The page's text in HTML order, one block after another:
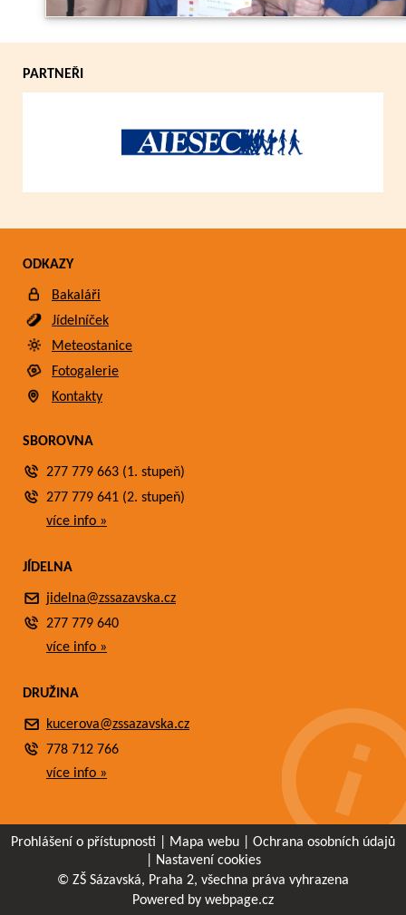
PARTNEŘI
ODKAZY
Bakaláři
Jídelníček
Meteostanice
Fotogalerie
Kontakty
SBOROVNA
277 779 663 (1. stupeň)
277 779 641 (2. stupeň)
více info »
JÍDELNA
jidelna@zssazavska.cz
277 779 640
více info »
DRUŽINA
kucerova@zssazavska.cz
778 712 766
více info »
Prohlášení o přístupnosti Mapa webu
Ochrana osobních údajů
Nastavení cookies
© ZŠ Sázavská, Praha 2, všechna práva vyhrazena
Powered by webpage.cz